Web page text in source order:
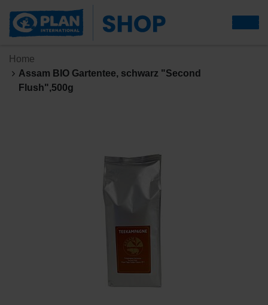
Home
Assam BIO Gartentee, schwarz "Second
Flush",500g